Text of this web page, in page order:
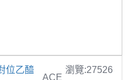
位乙醯
瀏覽:27526
ACE